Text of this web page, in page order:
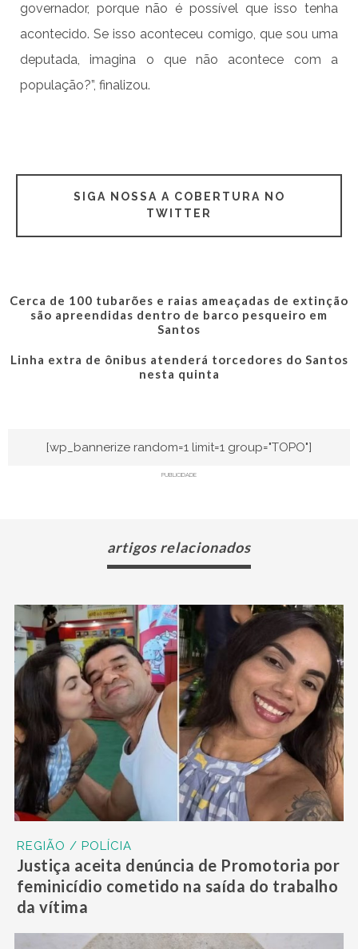
governador, porque não é possível que isso tenha
acontecido. Se isso aconteceu comigo, que sou uma
deputada, imagina o que não acontece com a
população?”, finalizou.
SIGA NOSSA A COBERTURA NO
TWITTER
Cerca de 100 tubarões e raias ameaçadas de extinção
são apreendidas dentro de barco pesqueiro em
Santos
Linha extra de ônibus atenderá torcedores do Santos
nesta quinta
[wp_bannerize random=1 limit=1 group="TOPO"]
PUBLICIDADE
artigos relacionados
REGIÃO / POLÍCIA
Justiça aceita denúncia de Promotoria por
feminicídio cometido na saída do trabalho
da vítima